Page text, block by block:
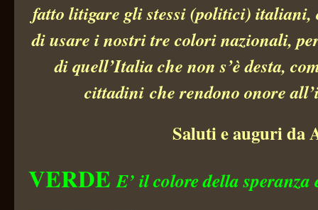
fatto litigare gli stessi (politici) italiani,
di usare i nostritre colorinazionali,
di quell’Italia che non s’è desta,
cittadini che rendono onore
Saluti e auguri da
VERDE E’ il colore della speranza